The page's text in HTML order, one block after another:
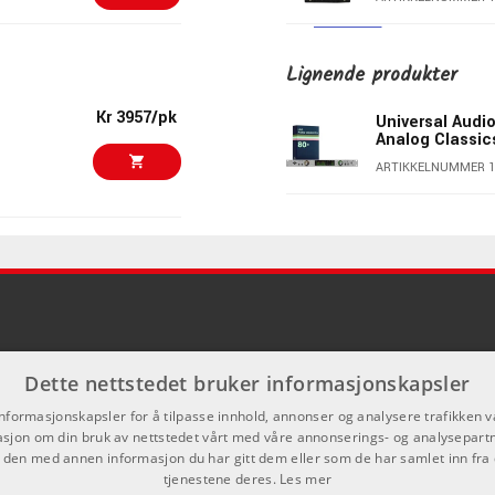
respons allerede under tracking.
uten å belaste datamaskinen unødvendig.
gitar- og bassprosessorer samt instrumenter.
synther, trommemaskiner og større
en fleksibel kombinasjon av mikrofon-, instrument- og line-
Kr 44554/stk
Kr 15690/stk
Antelope Zenith
Universal Audio
Universal
Teenage
ARTIKKELNUMMER
iConnectivity
Kr 3957/pk
Lignende produkter
Universal
Analog
ARTIKKELNUMMER
Dette nettstedet bruker informasjonskapsler
for å tilpasse innhold, annonser og analysere trafikken
om din bruk av nettstedet vårt med våre annonserings- og
med annen informasjon du har gitt dem eller som de har samlet inn fra
tjenestene deres. Les mer